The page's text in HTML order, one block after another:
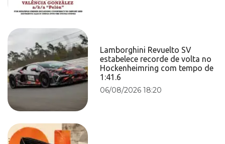
Lamborghini Revuelto SV
estabelece recorde de volta no
Hockenheimring com tempo de
1:41.6
06/08/2026 18:20